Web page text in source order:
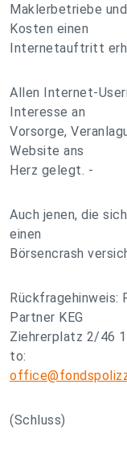
Maklerbetriebe
Kosten einen
Internetauftritt
Allen Internet-
Interesse an
Vorsorge,
Website ans
Herz gelegt. -
Auch jenen, die
einen
Börsencrash
Rückfragehinweis:
Partner KEG
Ziehrerplatz 2/46
to:
(Schluss)